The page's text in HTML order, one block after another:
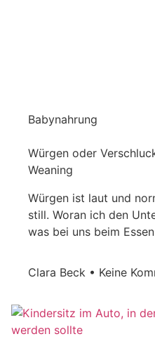
Babynahrung
Würgen oder
Weaning
Würgen ist laut und
still. Woran ich den
was bei uns beim
Clara Beck Keine